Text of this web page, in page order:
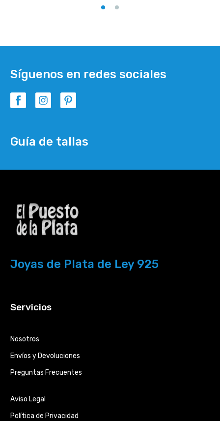
Síguenos en redes sociales
Guía de tallas
Joyas de Plata de Ley 925
Servicios
Nosotros
Envíos y Devoluciones
Preguntas Frecuentes
Aviso Legal
Política de Privacidad